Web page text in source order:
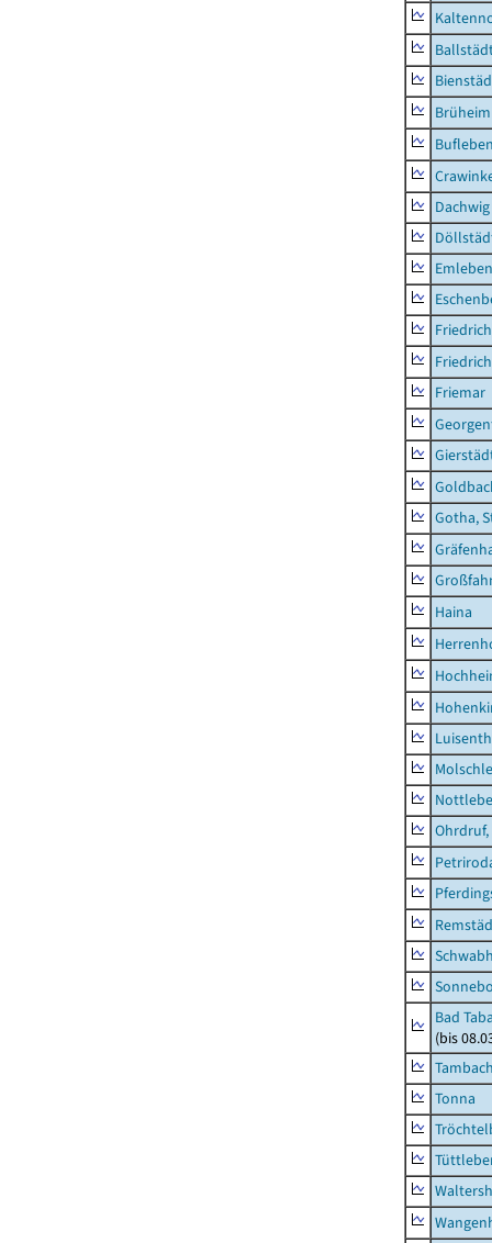
Brüheim
Dachwig
Emleben
Friemar
Gotha,
Haina
Bad
(bis
Tonna